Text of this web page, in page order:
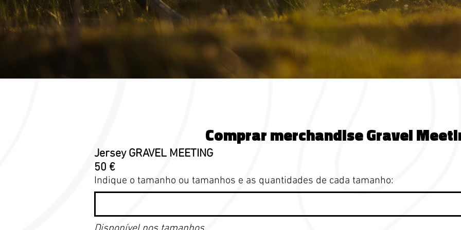
Comprar merchandise Gravel
Jersey GRAVEL MEETING
50 €
Indique o tamanho ou tamanhos e as quantidades de cada tamanho: